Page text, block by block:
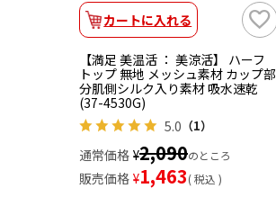
カートに入れる
【満足 美温活 ： 美涼活】 ハーフ
トップ 無地 メッシュ素材 カップ部
分肌側シルク入り素材 吸水速乾
(37-4530G)
5.0 （1）
通常価格 ¥2,090のところ
販売価格 ¥1,463 税込